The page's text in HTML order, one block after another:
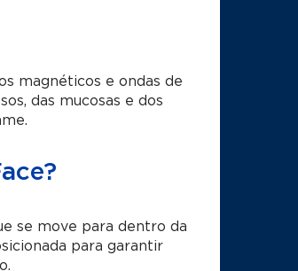
magnéticos e ondas de
das mucosas e dos
se move para dentro da
para garantir